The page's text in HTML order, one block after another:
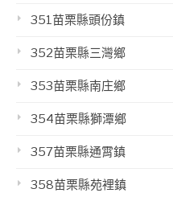
351苗栗縣頭份鎮
352苗栗縣三灣鄉
353苗栗縣南庄鄉
354苗栗縣獅潭鄉
357苗栗縣通霄鎮
358苗栗縣苑裡鎮